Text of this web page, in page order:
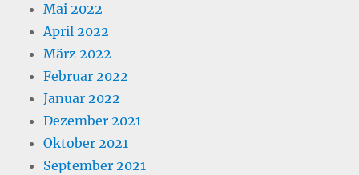
Mai 2022
April 2022
März 2022
Februar 2022
Januar 2022
Dezember 2021
Oktober 2021
September 2021